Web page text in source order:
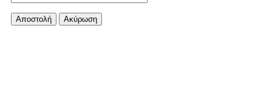
Αποστολή Aκύρωση